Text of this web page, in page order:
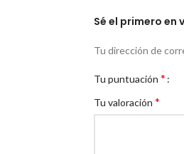
Sé el primero en
Tu dirección de
Tu puntuación *
Tu valoración *